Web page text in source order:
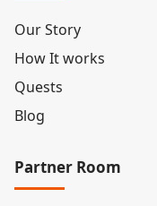
Our Story
How It works
Quests
Blog
Partner Room